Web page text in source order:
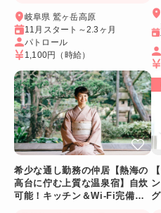
岐阜県 鷲ヶ岳高原
11月スタート～2.3ヶ月
パトロール
1,100円 （時給）
希少な通し勤務の仲居【熱海の
高台に佇む上質な温泉宿】自炊
可能！キッチン＆Wi-Fi完備！